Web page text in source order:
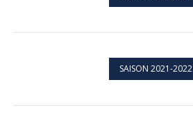
SAISON 2021-2022